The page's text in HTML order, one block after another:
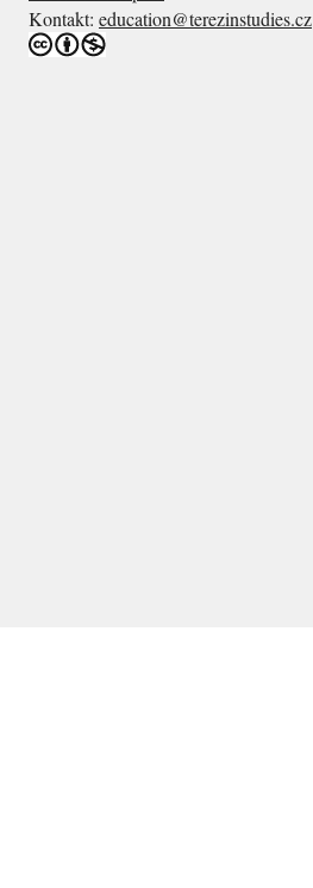
Kontakt: education@terezinstudies.cz